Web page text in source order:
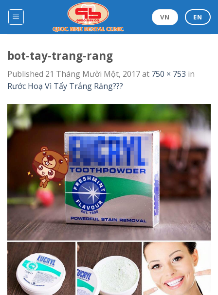
VN EN
bot-tay-trang-rang
Published 21 Tháng Mười Một, 2017at 750 × 753 in
Rước Hoạ Vì Tẩy Trắng Răng???